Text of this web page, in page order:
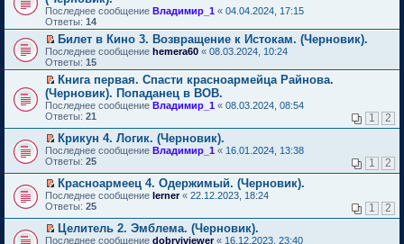
у
с
о
о
б
щ
е
н
и
ю
а
н
н
о
м
у
с
о
о
б
щ
н
и
ю
е
п
р
о
ч
и
т
а
н
н
о
у
с
о
о
б
щ
е
н
и
ю
о
м
у
н
е
п
р
о
ч
и
т
а
н
н
о
м
у
с
о
о
б
щ
е
е
р
в
о
м
у
н
е
п
р
о
ч
и
т
а
н
н
о
м
у
с
о
т
и
к
п
е
р
в
о
м
у
н
е
п
р
о
и
т
а
н
н
о
е
р
е
й
т
и
к
п
е
р
в
м
у
н
е
п
р
о
ч
и
т
Последнее сообщение Владимир_1 « 04.04.2024, 17:15
Ответы: 14
П
е
р
е
й
т
и
п
е
р
в
о
м
у
н
е
п
Билет в Кино 3. Возвращение к Истокам. (Черновик).
Последнее сообщение hemera60 « 08.03.2024, 10:24
Ответы: 15
П
е
р
е
й
т
и
к
п
е
р
в
о
м
у
Книга первая. Спасти красноармейца Райнова.
(Черновик). Попаданец в ВОВ.
Последнее сообщение Владимир_1 « 08.03.2024, 08:54
Ответы: 21 1 2
П
е
е
й
т
и
к
п
Крикун 4. Логик. (Черновик).
Последнее сообщение Владимир_1 « 16.01.2024, 13:38
Ответы: 25 1 2
П
е
е
й
Красноармеец 4. Одержимый. (Черновик).
Последнее сообщение lerner« 22.12.2023, 18:24
Ответы: 25 1 2
П
Целитель 2. Эмблема. (Черновик).
Последнее сообщение dobryiviewer« 16.12.2023, 23:40